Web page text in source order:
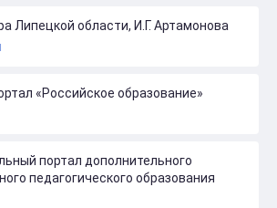
Липецкой области, И.Г. Артамонова
«Российское образование»
портал дополнительного
педагогического образования